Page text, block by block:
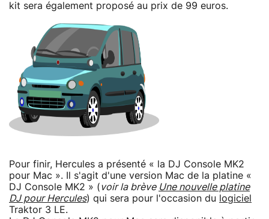
kit sera également proposé au prix de 99 euros.
Pour finir, Hercules a présenté « la DJ Console MK2
pour Mac ». Il s'agit d'une version Mac de la platine «
DJ Console MK2 » (voir la brève Une nouvelle platine
DJ pour Hercules) qui sera pour l'occasion du
logiciel
Traktor 3 LE.